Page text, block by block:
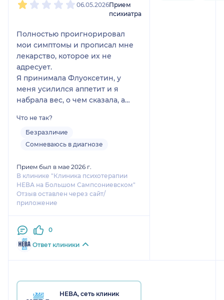
06.05.2026Прием
психиатра
Полностью проигнорировал
мои симптомы и прописал мне
лекарство, которое их не
адресует.
Я принимала Флуоксетин, у
меня усилился аппетит и я
набрала вес, о чем сказала, а
Миртазапин, у которого САМЫЙ
известный побочный эффект —
усиление аппетита. Я даже
лекарство мою тягу к еде, на что
получила ответ "нет", что или
непрофессионализм или явная
ложь. Я описывала свои
мотивации и энергии (мне и
умереть не хочется, но и жить
проигнорировал самую суть
Что не так?
Безразличие
Сомневаюсь в диагнозе
Прием был в мае 2026 г.
В клинике "Клиника психотерапии
НЕВА на Большом Сампсониевском"
Отзыв оставлен через сайт/
приложение
0
Ответ клиники
НЕВА, сеть клиник